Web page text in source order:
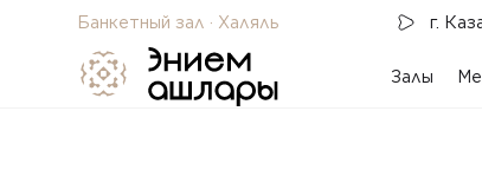
Банкетный зал · Халяль г.
Залы